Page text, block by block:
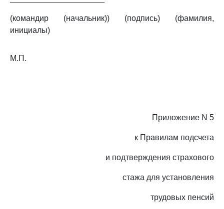
(командир (начальник)) (подпись) (фамилия,
инициалы)
М.П.
Приложение N 5
к Правилам подсчета
и подтверждения страхового
стажа для установления
трудовых пенсий